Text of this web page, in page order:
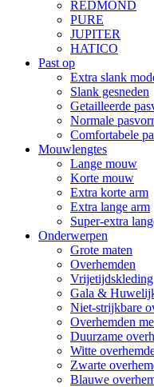
REDMOND
PURE
JUPITER
HATICO
Past op
Extra slank
Slank gesneden
Getailleerde
Normale
Comfortabele
Mouwlengtes
Lange mouw
Korte mouw
Extra korte arm
Extra lange arm
Super-extra
Onderwerpen
Grote maten
Overhemden
Vrijetijdskleding
Gala &
Niet-strijkbare
Overhemden
Duurzame
Witte
Zwarte
Blauwe